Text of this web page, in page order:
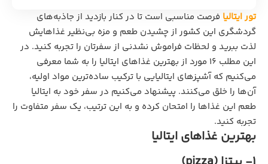
تور ایتالیا فرصت مناسبی است تا در کنار بازدید از جاذبه‌های
گردشگری این کشور از چشیدن طعم و مزه بی‌نظیر غذاهایش
لذت ببرید و لحظات فراموش نشدنی از سفرتان را تجربه کنید. در
این مطلب ۱۶ مورد از بهترین غذاهای ایتالیا را به شما معرفی
می‌کنیم که آشپزهای ایتالیایی با ترکیب ساده‌ترین مواد اولیه،
آن‌ها را خلق می‌کنند. پیشنهاد می‌کنیم در سفر خود به ایتالیا
طعم این غذاها را امتحان کرده و به این ترتیب، یک سفر متفاوت را
تجربه کنید.
بهترین غذاهای ایتالیا